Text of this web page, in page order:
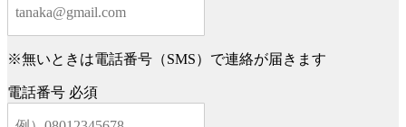
※無いときは電話番号（SMS）で連絡が届きます
電話番号 必須